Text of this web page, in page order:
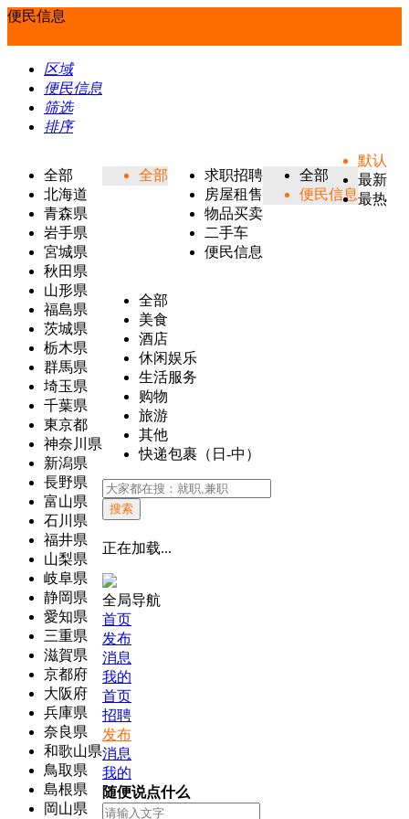
便民信息
区域
便民信息
筛选
排序
全部
北海道
青森県
岩手県
宮城県
秋田県
山形県
福島県
茨城県
栃木県
群馬県
埼玉県
千葉県
東京都
神奈川県
新潟県
長野県
富山県
石川県
福井県
山梨県
岐阜県
静岡県
愛知県
三重県
滋賀県
京都府
大阪府
兵庫県
奈良県
和歌山県
鳥取県
島根県
岡山県
全部
求职招聘
房屋租售
物品买卖
二手车
便民信息
全部
便民信息
全部
美食
酒店
休闲娱乐
生活服务
购物
旅游
其他
快递包裹（日-中）
默认
最新
最热
搜索
正在加载...
全局导航
首页
发布
消息
我的
首页
招聘
发布
消息
我的
随便说点什么